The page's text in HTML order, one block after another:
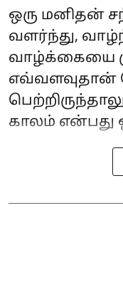
ஒரு மனிதன்
வளர்ந்து,
வாழ்க்கையை
எவ்வளவுதான்
காலம் என்பது